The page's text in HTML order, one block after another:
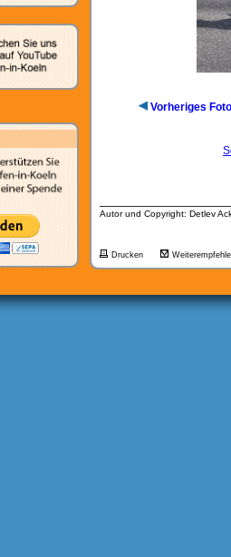
Vorheriges Foto
Autor und Copyright: Detlev
Drucken